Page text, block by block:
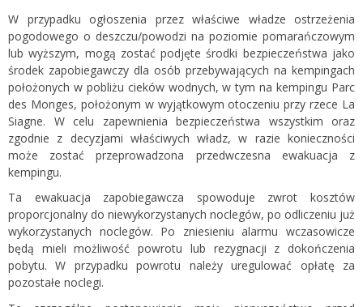
W przypadku ogłoszenia przez właściwe władze ostrzeżenia
pogodowego o deszczu/powodzi na poziomie pomarańczowym
lub wyższym, mogą zostać podjęte środki bezpieczeństwa jako
środek zapobiegawczy dla osób przebywających na kempingach
położonych w pobliżu cieków wodnych, w tym na kempingu Parc
des Monges, położonym w wyjątkowym otoczeniu przy rzece La
Siagne. W celu zapewnienia bezpieczeństwa wszystkim oraz
zgodnie z decyzjami właściwych władz, w razie konieczności
może zostać przeprowadzona przedwczesna ewakuacja z
kempingu.
Ta ewakuacja zapobiegawcza spowoduje zwrot kosztów
proporcjonalny do niewykorzystanych noclegów, po odliczeniu już
wykorzystanych noclegów. Po zniesieniu alarmu wczasowicze
będą mieli możliwość powrotu lub rezygnacji z dokończenia
pobytu. W przypadku powrotu należy uregulować opłatę za
pozostałe noclegi.